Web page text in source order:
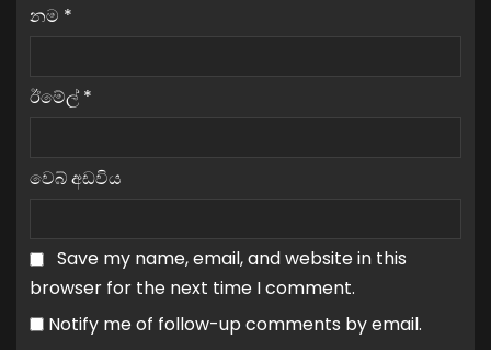
නම *
ඊමේල් *
වෙබ් අඩවිය
Save my name, email, and website in this
browser for the next time I comment.
Notify me of follow-up comments by email.